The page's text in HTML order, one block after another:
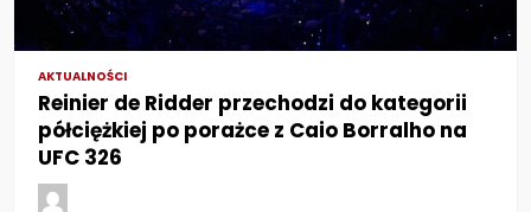
AKTUALNOŚCI
Reinier de Ridder przechodzi do kategorii
półciężkiej po porażce z Caio Borralho na
UFC 326